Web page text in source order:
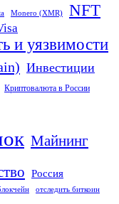
Monero (XMR) NFT
и уязвимости
Инвестиции
Криптовалюта в России
Майнинг
Россия
отследить биткоин